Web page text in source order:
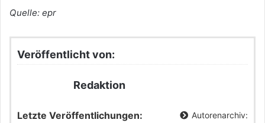
Quelle: epr
Veröffentlicht von:
Redaktion
Letzte Veröffentlichungen: Autorenarchiv: